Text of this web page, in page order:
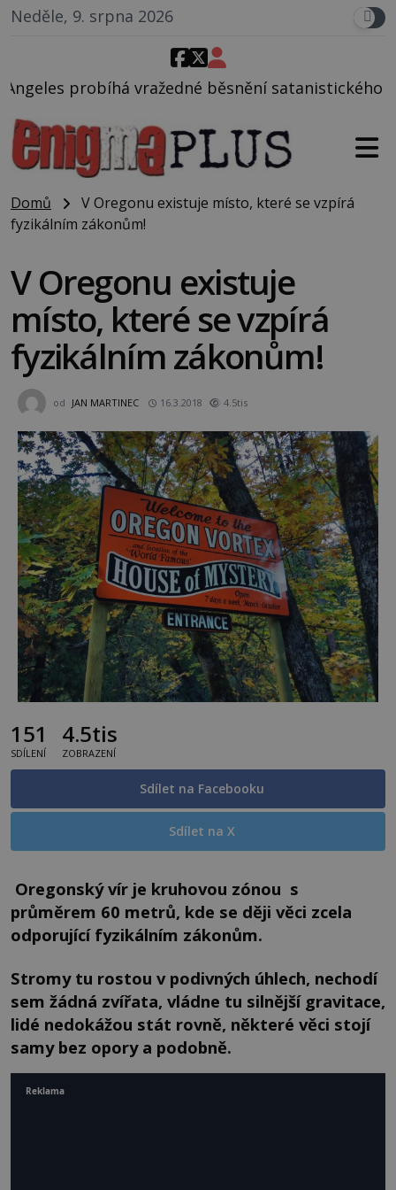
Neděle, 9. srpna 2026
běsnění satanistického gangu vedeného
Domů
V Oregonu existuje místo, které se vzpírá
fyzikálním zákonům!
V Oregonu existuje
místo, které se vzpírá
fyzikálním zákonům!
od JAN MARTINEC 16.3.2018 4.5tis
151
SDÍLENÍ
4.5tis
ZOBRAZENÍ
Sdílet na Facebooku
Sdílet na X
Oregonský vír je kruhovou zónou s
průměrem 60 metrů, kde se ději věci zcela
odporující fyzikálním zákonům.
Stromy tu rostou v podivných úhlech, nechodí
sem žádná zvířata, vládne tu silnější gravitace,
lidé nedokážou stát rovně, některé věci stojí
samy bez opory a podobně.
Reklama